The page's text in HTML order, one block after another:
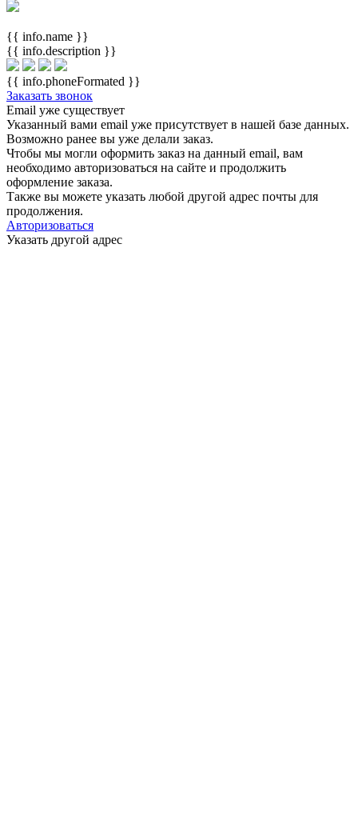
{{ info.name }}
{{ info.description }}
{{ info.phoneFormated }}
Заказать звонок
Email уже существует
Указанный вами email уже присутствует в нашей базе данных.
Возможно ранее вы уже делали заказ.
Чтобы мы могли оформить заказ на данный email, вам
необходимо авторизоваться на сайте и продолжить
оформление заказа.
Также вы можете указать любой другой адрес почты для
продолжения.
Авторизоваться
Указать другой адрес